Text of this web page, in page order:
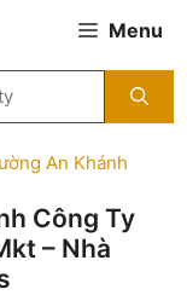
Menu
An Khánh
Công Ty
– Nhà